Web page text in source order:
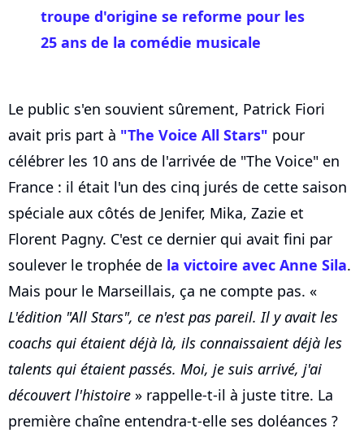
troupe d'origine se reforme pour les
25 ans de la comédie musicale
Le public s'en souvient sûrement, Patrick Fiori
avait pris part à "The Voice All Stars" pour
célébrer les 10 ans de l'arrivée de "The Voice" en
France : il était l'un des cinq jurés de cette saison
spéciale aux côtés de Jenifer, Mika, Zazie et
Florent Pagny. C'est ce dernier qui avait fini par
soulever le trophée de la victoire avec Anne Sila.
Mais pour le Marseillais, ça ne compte pas. «
L'édition "All Stars", ce n'est pas pareil. Il y avait les
coachs qui étaient déjà là, ils connaissaient déjà les
talents qui étaient passés. Moi, je suis arrivé, j'ai
découvert l'histoire » rappelle-t-il à juste titre. La
première chaîne entendra-t-elle ses doléances ?